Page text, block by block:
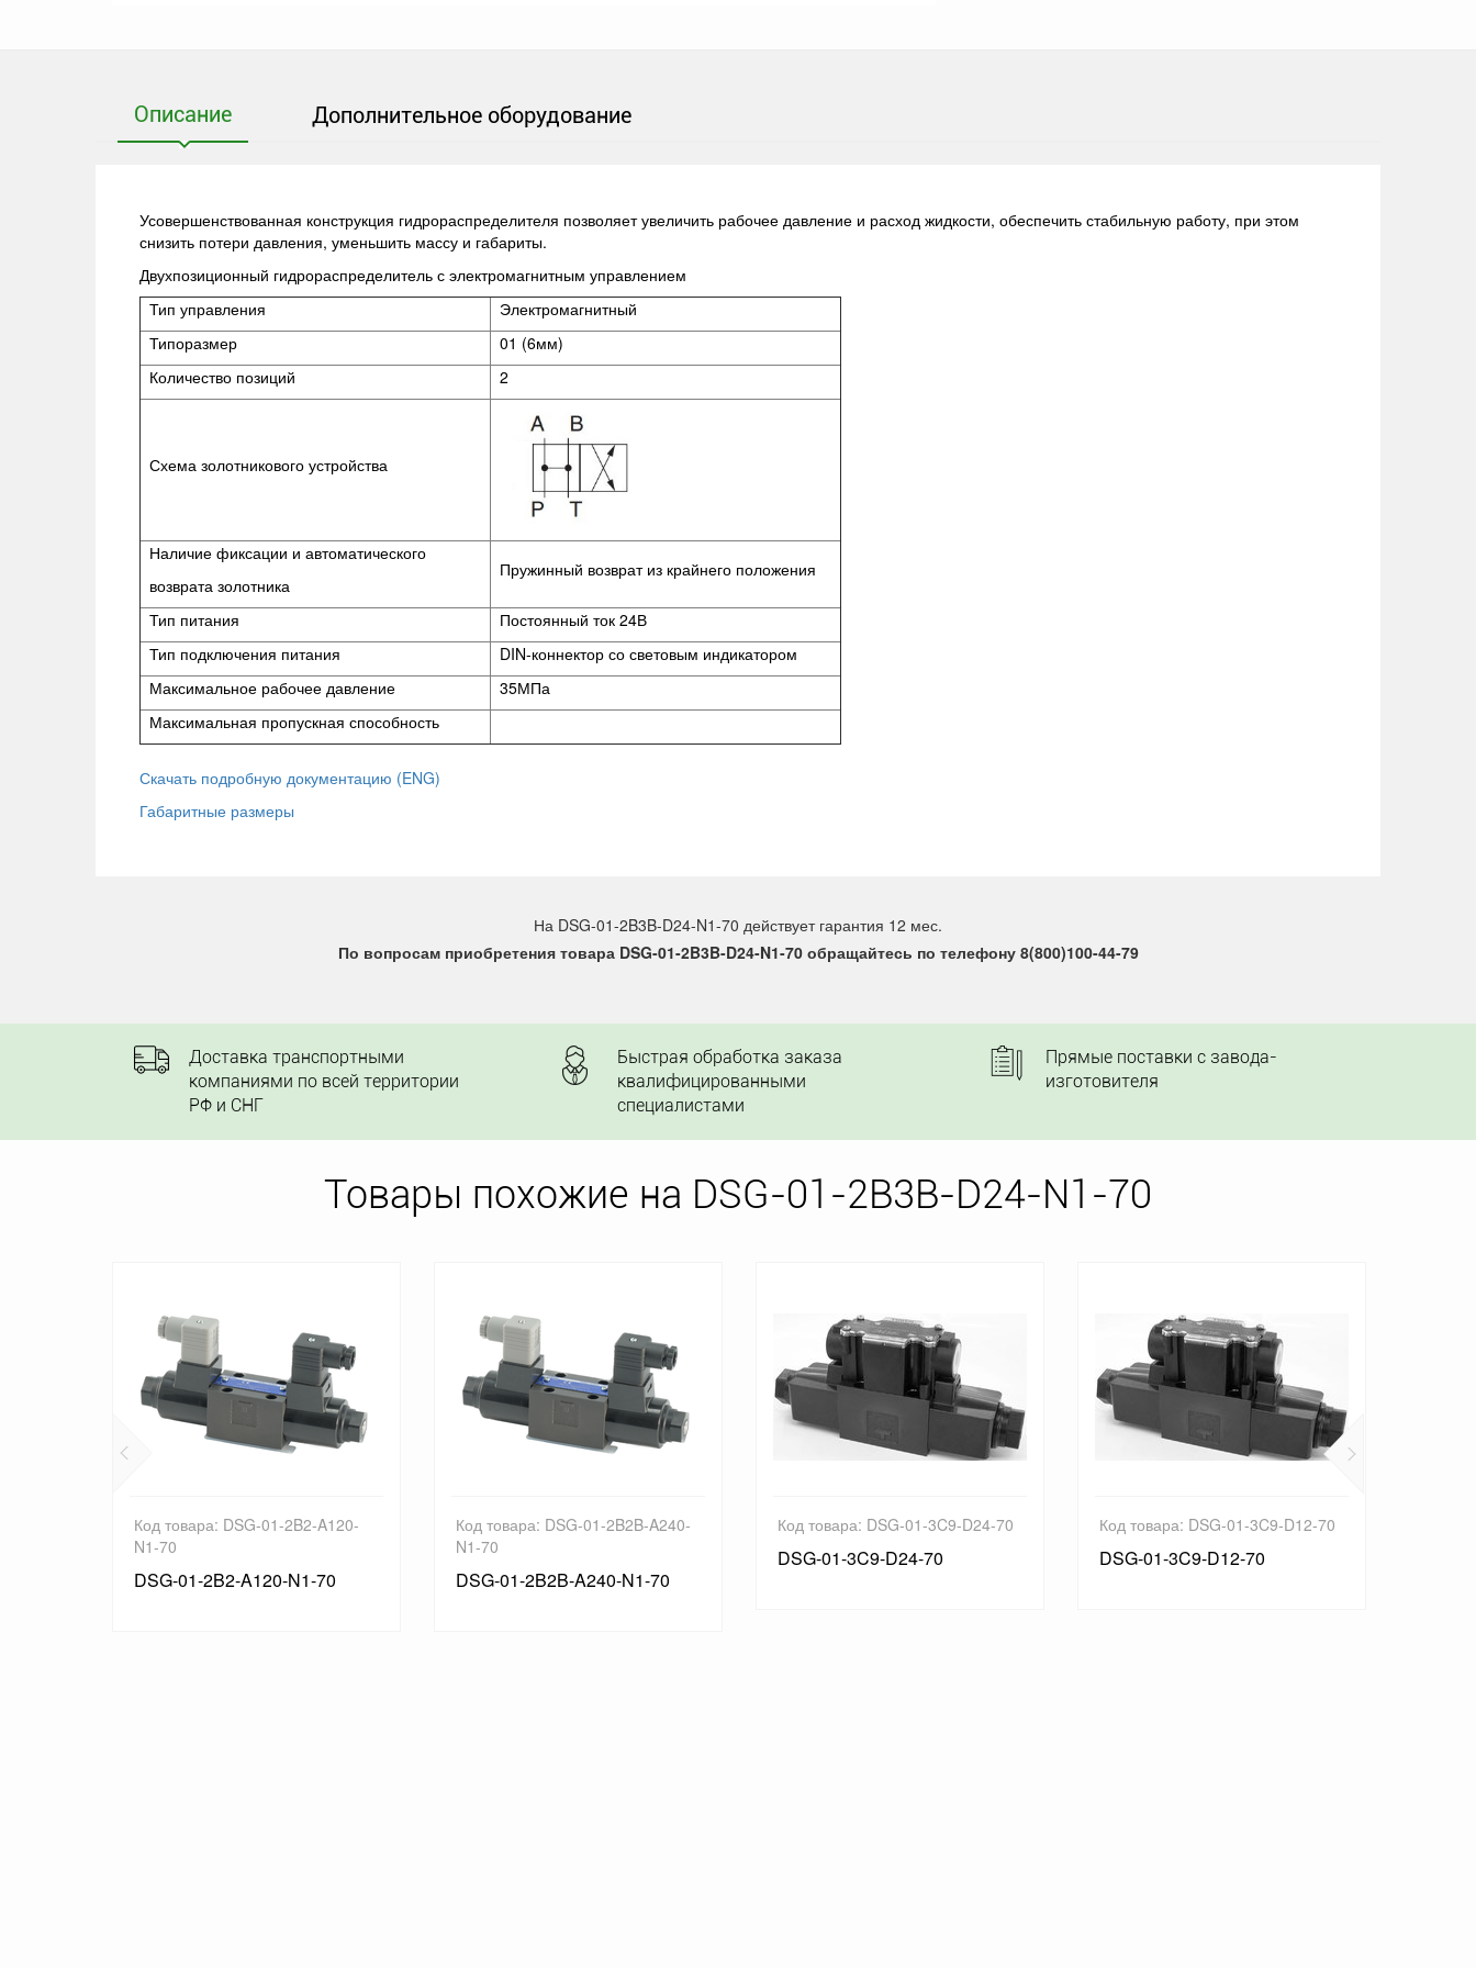
Описание Дополнительное оборудование
Усовершенствованная конструкция гидрораспределителя позволяет увеличить рабочее давление и расход жидкости, обеспечить стабильную работу, при этом
снизить потери давления, уменьшить массу и габариты.
Двухпозиционный гидрораспределитель с электромагнитным управлением
Тип управления
Электромагнитный
Типоразмер
01 (6мм)
Количество позиций
2
Схема золотникового устройства
Наличие фиксации и автоматического
возврата золотника
Пружинный возврат из крайнего положения
Тип питания
Постоянный ток 24В
Тип подключения питания
DIN-коннектор со световым индикатором
Максимальное рабочее давление
35МПа
Максимальная пропускная способность
Скачать подробную документацию (ENG)
Габаритные размеры
На DSG-01-2B3B-D24-N1-70 действует гарантия 12 мес.
По вопросам приобретения товара DSG-01-2B3B-D24-N1-70 обращайтесь по телефону 8(800)100-44-79
Доставка транспортными
компаниями по всей территории
РФ и СНГ
Быстрая обработка заказа
квалифицированными
специалистами
Прямые поставки с завода-
изготовителя
Товары похожие на DSG-01-2B3B-D24-N1-70
Код товара: DSG-01-2B2-A120-
N1-70
DSG-01-2B2-A120-N1-70
Код товара: DSG-01-2B2B-A240-
N1-70
DSG-01-2B2B-A240-N1-70
Код товара: DSG-01-3C9-D24-70
DSG-01-3C9-D24-70
Код товара: DSG-01-3C9-D12-70
DSG-01-3C9-D12-70